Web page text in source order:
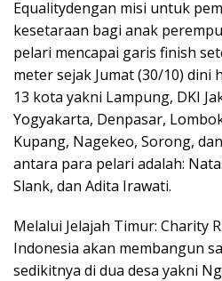
Equalitydengan misi untuk
kesetaraan bagi anak
pelari mencapai garis finish
meter sejak Jumat (30/10) dini
13 kota yakni Lampung, DKI
Yogyakarta, Denpasar,
Kupang, Nagekeo, Sorong,
antara para pelari adalah:
Slank, dan Adita Irawati.
Melalui Jelajah Timur: Charity
Indonesia akan membangun
sedikitnya di dua desa yakni